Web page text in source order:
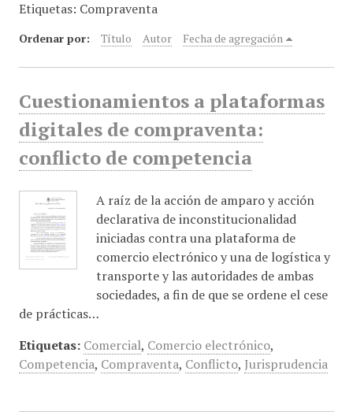
Etiquetas: Compraventa
Ordenar por: Título Autor Fecha de agregación
Cuestionamientos a plataformas
digitales de compraventa:
conflicto de competencia
A raíz de la acción de amparo y acción
declarativa de inconstitucionalidad
iniciadas contra una plataforma de
comercio electrónico y una de logística y
transporte y las autoridades de ambas
sociedades, a fin de que se ordene el cese
de prácticas…
Etiquetas: Comercial, Comercio electrónico,
Competencia, Compraventa, Conflicto, Jurisprudencia